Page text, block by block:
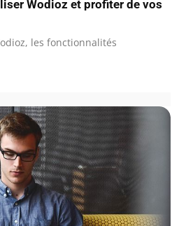
Wodioz et profiter de vos
les fonctionnalités